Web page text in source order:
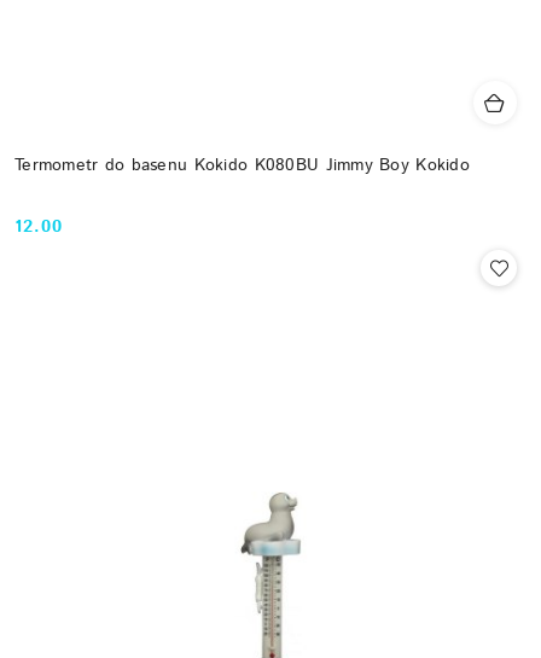
Termometr do basenu Kokido K080BU Jimmy Boy Kokido
Cena:
12.00